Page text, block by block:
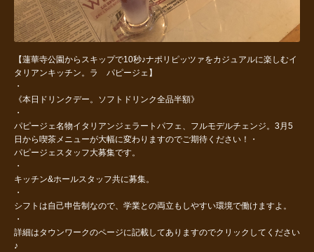
【蓮華寺公園からスキップで10秒♪ナポリピッツァをカジュアルに楽しむイ
タリアンキッチン。ラ パピージェ】
・
《本日ドリンクデー。ソフトドリンク全品半額》
・
パピージェ名物イタリアンジェラートパフェ、フルモデルチェンジ。3月5
日から喫茶メニューが大幅に変わりますのでご期待ください！・
パピージェスタッフ大募集です。
・
キッチン&ホールスタッフ共に募集。
・
シフトは自己申告制なので、学業との両立もしやすい環境で働けますよ。
・
詳細はタウンワークのページに記載してありますのでクリックしてください
♪